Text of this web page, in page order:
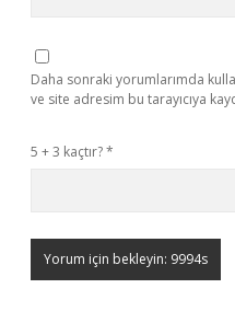
Daha sonraki yorumlarımda
ve site adresim bu tarayıcıya
5 + 3 kaçtır?*